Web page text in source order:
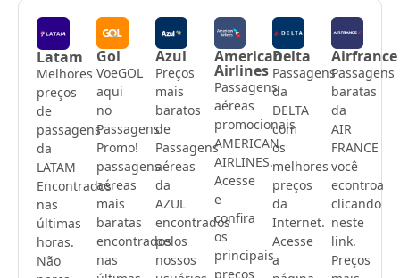
Latam
Melhores
preços
de
passagens
da
LATAM
Encontrados
nas
últimas
horas.
Não
Gol
VoeGOL
aqui
no
Passagens
Promo!
passagens
aéreas
mais
baratas
encontrados
nas
Azul
Preços
mais
baratos
de
Passagens
aéreas
da
AZUL
encontrados
pelos
nossos
American
Airlines
Passagens
aéreas
promocionais
AMERICAN
AIRLINES.
Acesse
e
confira
os
principais
preços
Delta
Passagens
da
DELTA
com
os
melhores
preços
da
Internet.
Acesse
a
Airfrance
Passagens
baratas
da
AIR
FRANCE
você
econtroa
clicando
neste
link.
Preços